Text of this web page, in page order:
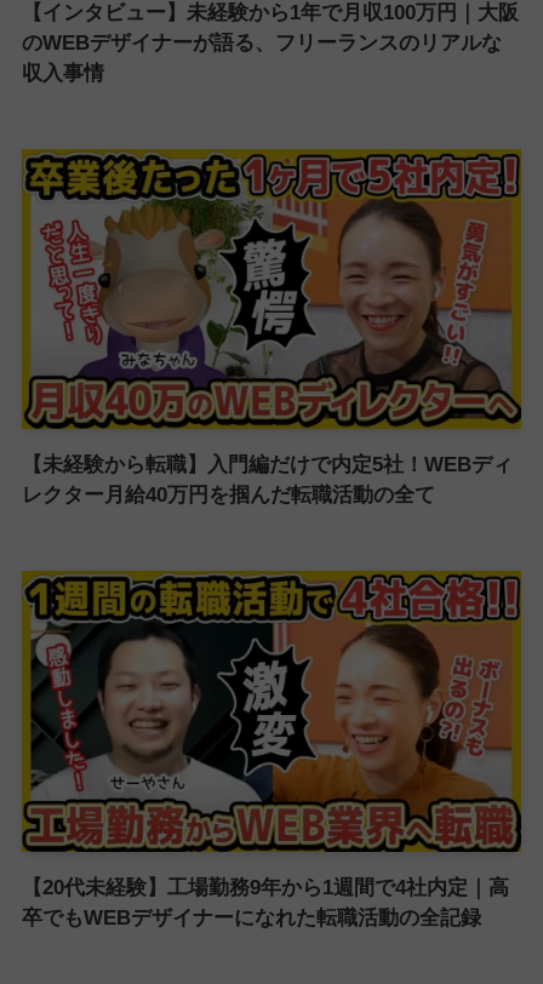
【インタビュー】未経験から1年で月収100万円｜大阪
のWEBデザイナーが語る、フリーランスのリアルな
収入事情
【未経験から転職】入門編だけで内定5社！WEBディ
レクター月給40万円を掴んだ転職活動の全て
【20代未経験】工場勤務9年から1週間で4社内定｜高
卒でもWEBデザイナーになれた転職活動の全記録